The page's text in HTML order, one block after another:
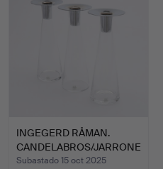
INGEGERD RÅMAN.
CANDELABROS/JARRONE
S, TRES…
Subastado 15 oct 2025